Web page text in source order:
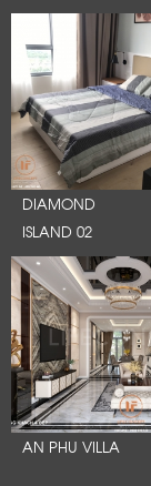
DIAMOND
ISLAND 02
AN PHU VILLA